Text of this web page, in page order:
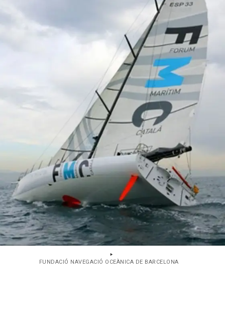
FUNDACIÓ NAVEGACIÓ OCEÀNICA DE BARCELONA